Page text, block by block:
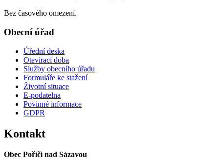
Bez časového omezení.
Obecní úřad
Úřední deska
Otevírací doba
Služby obecního úřadu
Formuláře ke stažení
Životní situace
E-podatelna
Povinné informace
GDPR
Kontakt
Obec Poříčí nad Sázavou